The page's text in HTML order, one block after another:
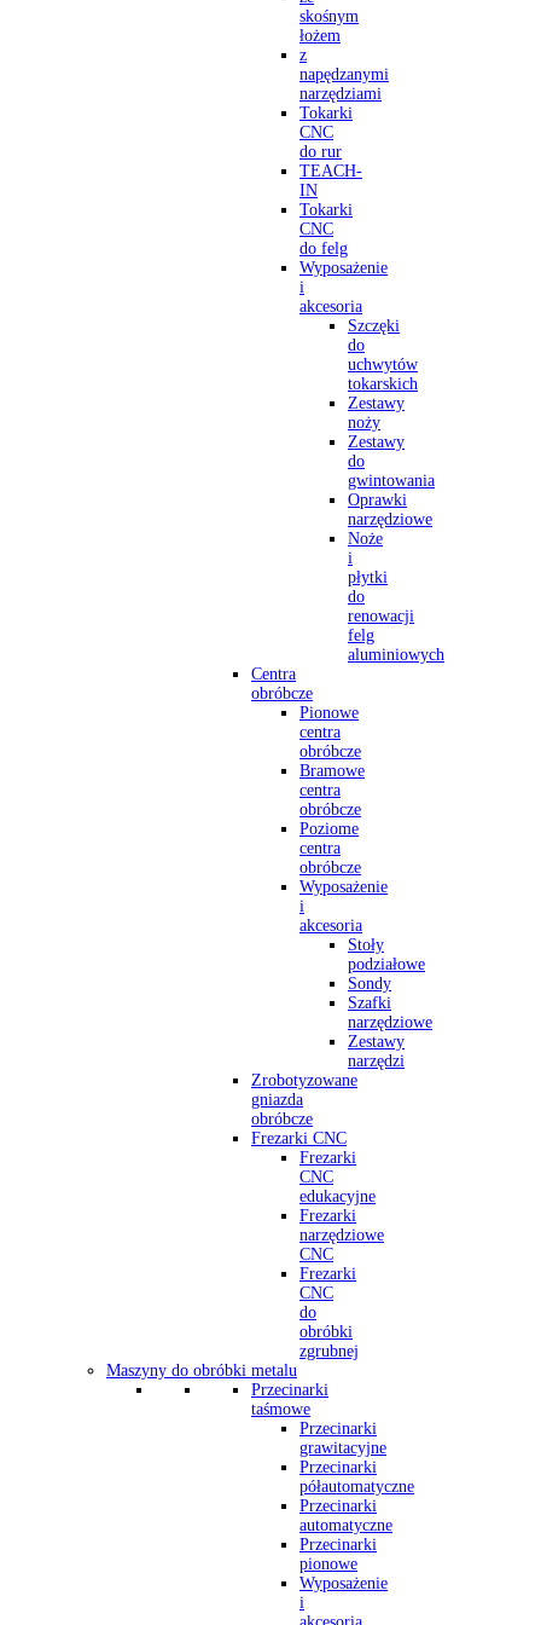
skośnym
łożem
z
napędzanymi
narzędziami
Tokarki
CNC
do rur
TEACH-
IN
Tokarki
CNC
do felg
Wyposażenie
i
akcesoria
Szczęki
do
uchwytów
tokarskich
Zestawy
noży
Zestawy
do
gwintowania
Oprawki
narzędziowe
Noże
i
płytki
do
renowacji
felg
aluminiowych
Centra
obróbcze
Pionowe
centra
obróbcze
Bramowe
centra
obróbcze
Poziome
centra
obróbcze
Wyposażenie
i
akcesoria
Stoły
podziałowe
Sondy
Szafki
narzędziowe
Zestawy
narzędzi
Zrobotyzowane
gniazda
obróbcze
Frezarki CNC
Frezarki
CNC
edukacyjne
Frezarki
narzędziowe
CNC
Frezarki
CNC
do
obróbki
zgrubnej
Maszyny do obróbki metalu
Przecinarki
taśmowe
Przecinarki
grawitacyjne
Przecinarki
półautomatyczne
Przecinarki
automatyczne
Przecinarki
pionowe
Wyposażenie
i